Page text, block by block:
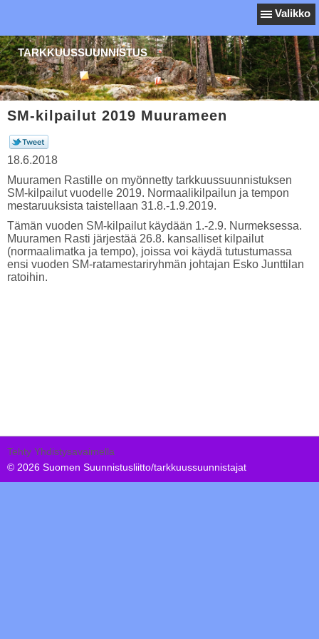
Valikko
TARKKUUSSUUNNISTUS
SM-kilpailut 2019 Muurameen
18.6.2018
Muuramen Rastille on myönnetty tarkkuussuunnistuksen
SM-kilpailut vuodelle 2019. Normaalikilpailun ja tempon
mestaruuksista taistellaan 31.8.-1.9.2019.
Tämän vuoden SM-kilpailut käydään 1.-2.9. Nurmeksessa.
Muuramen Rasti järjestää 26.8. kansalliset kilpailut
(normaalimatka ja tempo), joissa voi käydä tutustumassa
ensi vuoden SM-ratamestariryhmän johtajan Esko Junttilan
ratoihin.
Tehty Yhdistysavaimella
© 2026 Suomen Suunnistusliitto/tarkkuussuunnistajat